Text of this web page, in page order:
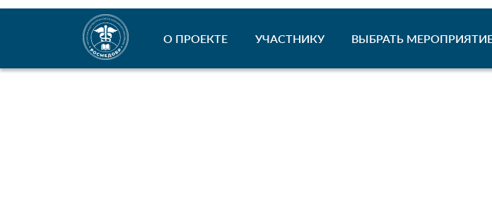
О ПРОЕКТЕ УЧАСТНИКУ ВЫБРАТЬ